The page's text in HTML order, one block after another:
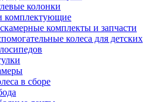
колонки
комплектующие
комплекты и запчасти
колеса для детских
в сборе